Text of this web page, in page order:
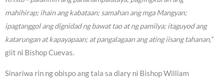
mahihirap; ihain ang kabataan; samahan ang mga Mangyan;
ipagtanggol ang dignidad ng bawat tao at ng pamilya; itaguyod ang
katarungan at kapayapaan; at pangalagaan ang ating iisang tahanan,”
giit ni Bishop Cuevas.
Sinariwa rin ng obispo ang tala sa diary ni Bishop William